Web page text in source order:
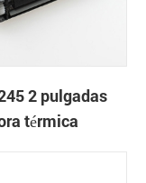
2 pulgadas
térmica